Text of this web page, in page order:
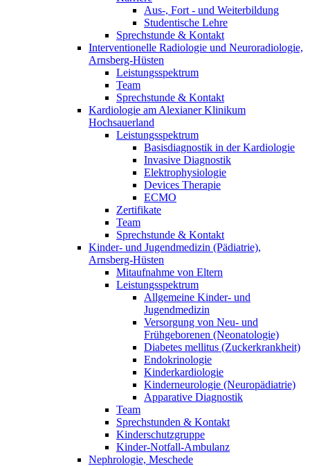
Aus-, Fort - und Weiterbildung
Studentische Lehre
Sprechstunde & Kontakt
Interventionelle Radiologie und Neuroradiologie,
Arnsberg-Hüsten
Leistungsspektrum
Team
Sprechstunde & Kontakt
Kardiologie am Alexianer Klinikum
Hochsauerland
Leistungsspektrum
Basisdiagnostik in der Kardiologie
Invasive Diagnostik
Elektrophysiologie
Devices Therapie
ECMO
Zertifikate
Team
Sprechstunde & Kontakt
Kinder- und Jugendmedizin (Pädiatrie),
Arnsberg-Hüsten
Mitaufnahme von Eltern
Leistungsspektrum
Allgemeine Kinder- und
Jugendmedizin
Versorgung von Neu- und
Frühgeborenen (Neonatologie)
Diabetes mellitus (Zuckerkrankheit)
Endokrinologie
Kinderkardiologie
Kinderneurologie (Neuropädiatrie)
Apparative Diagnostik
Team
Sprechstunden & Kontakt
Kinderschutzgruppe
Kinder-Notfall-Ambulanz
Nephrologie, Meschede